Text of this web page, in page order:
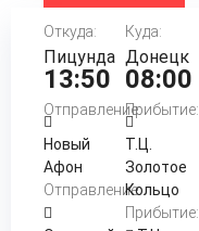
Откуда:
Пицунда
13:50
Отправление:
Новый
Афон
Отправление:
Куда:
Донецк
08:00
Прибытие:
Т.Ц.
Золотое
Кольцо
Прибытие: